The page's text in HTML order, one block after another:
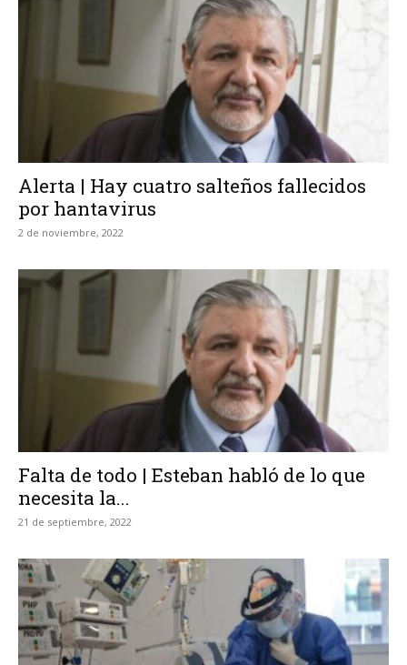
Alerta | Hay cuatro salteños fallecidos
por hantavirus
2 de noviembre, 2022
Falta de todo | Esteban habló de lo que
necesita la...
21 de septiembre, 2022